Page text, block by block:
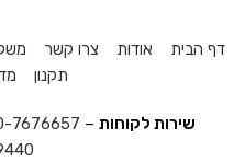
דף הבית אודות צרו קשר
תקנון
שירות לקוחות –
7676657